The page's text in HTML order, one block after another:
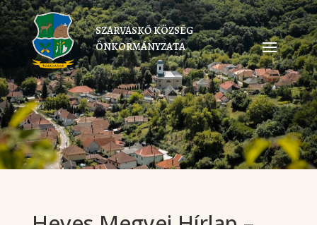
SZARVASKŐ KÖZSÉG
ÖNKORMÁNYZATA